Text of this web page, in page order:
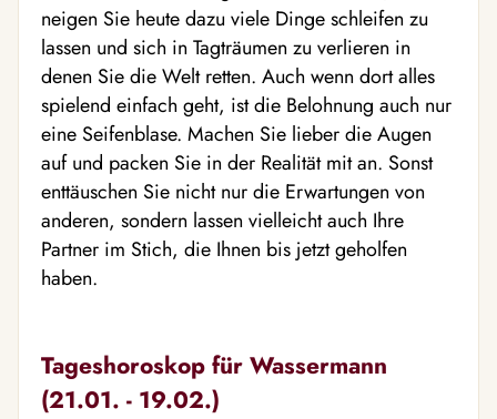
neigen Sie heute dazu viele Dinge schleifen zu
lassen und sich in Tagträumen zu verlieren in
denen Sie die Welt retten. Auch wenn dort alles
spielend einfach geht, ist die Belohnung auch nur
eine Seifenblase. Machen Sie lieber die Augen
auf und packen Sie in der Realität mit an. Sonst
enttäuschen Sie nicht nur die Erwartungen von
anderen, sondern lassen vielleicht auch Ihre
Partner im Stich, die Ihnen bis jetzt geholfen
haben.
Tageshoroskop für Wassermann
(21.01. - 19.02.)